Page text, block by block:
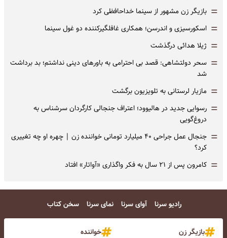
= بازیگر زن مشهور از سینما خداحافظی کرد
= اسکورسیزی و اندرسن؛ همکاری غافلگیرکننده دو غول سینما
= ژیلا هدائی درگذشت
= سحر دولتشاهی: قصد بی احترامی به باورهای دینی نداشتم؛ بد برداشت
شد
= مازیار لرستانی به تلویزیون برگشت
= رسوایی جدید در هالیوود؛ اعتراف جنجالی کارگردان سرشناس به
دروغ‌گویی
=
جنجال عمل جراحی ۴۰ میلیارد تومانی خواننده زن | چهره او چه تغییری
کرد؟
= کامرون پس از ۲۱ سال به فکر واگذاری «آواتار» افتاد
رادیو سرنا آوای سرنا نمای سرنا سخن کتاب
بازیگر زن
خواننده